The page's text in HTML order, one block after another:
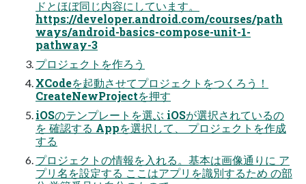
ドとほぼ同じ内容にしています。
https://developer.android.com/courses/path
ways/android-basics-compose-unit-1-
pathway-3
プロジェクトを作ろう
XCodeを起動させてプロジェクトをつくろう！
CreateNewProjectを押す
iOSのテンプレートを選ぶ iOSが選択されているの
を 確認する Appを選択して、 プロジェクトを作成
する
プロジェクトの情報を入れる。基本は画像通りに ア
プリ名を設定する ここはアプリを識別するため の部